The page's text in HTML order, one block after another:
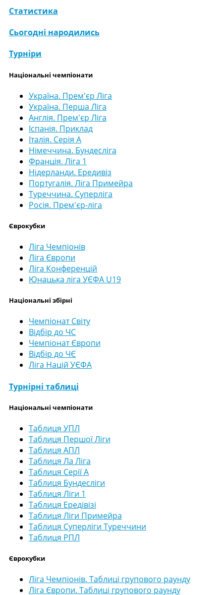
Статистика
Сьогодні народились
Турніри
Національні чемпіонати
Україна. Прем'єр Ліга
Україна. Перша Ліга
Англія. Прем'єр Ліга
Іспанія. Приклад
Італія. Серія А
Німеччина. Бундесліга
Франція. Ліга 1
Нідерланди. Ередивіз
Португалія. Ліга Примейра
Туреччина. Суперліга
Росія. Прем'єр-ліга
Єврокубки
Ліга Чемпіонів
Ліга Європи
Ліга Конференцій
Юнацька ліга УЄФА U19
Національні збірні
Чемпіонат Світу
Відбір до ЧС
Чемпіонат Європи
Відбір до ЧЄ
Ліга Націй УЄФА
Турнірні таблиці
Національні чемпіонати
Таблиця УПЛ
Таблиця Першої Ліги
Таблиця АПЛ
Таблиця Ла Ліга
Таблиця Серії А
Таблиця Бундесліги
Таблиця Ліги 1
Таблиця Ередівізі
Таблиця Ліги Примейра
Таблиця Суперліги Туреччини
Таблиця РПЛ
Єврокубки
Ліга Чемпіонів. Таблиці групового раунду
Ліга Європи. Таблиці групового раунду